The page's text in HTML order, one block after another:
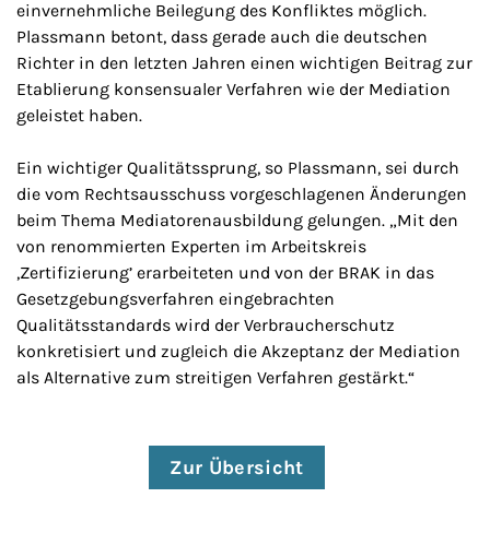
einvernehmliche Beilegung des Konfliktes möglich.
Plassmann betont, dass gerade auch die deutschen
Richter in den letzten Jahren einen wichtigen Beitrag zur
Etablierung konsensualer Verfahren wie der Mediation
geleistet haben.
Ein wichtiger Qualitätssprung, so Plassmann, sei durch
die vom Rechtsausschuss vorgeschlagenen Änderungen
beim Thema Mediatorenausbildung gelungen. „Mit den
von renommierten Experten im Arbeitskreis
,Zertifizierung’ erarbeiteten und von der BRAK in das
Gesetzgebungsverfahren eingebrachten
Qualitätsstandards wird der Verbraucherschutz
konkretisiert und zugleich die Akzeptanz der Mediation
als Alternative zum streitigen Verfahren gestärkt.“
Zur Übersicht